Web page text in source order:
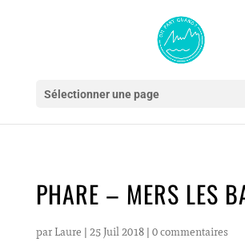
Sélectionner une page
PHARE – MERS LES
par Laure | 25 Juil 2018| 0 commentaires